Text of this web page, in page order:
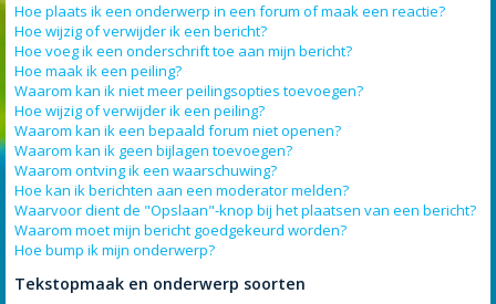
Hoe plaats ik een onderwerp in een forum of maak een reactie?
Hoe wijzig of verwijder ik een bericht?
Hoe voeg ik een onderschrift toe aan mijn bericht?
Hoe maak ik een peiling?
Waarom kan ik niet meer peilingsopties toevoegen?
Hoe wijzig of verwijder ik een peiling?
Waarom kan ik een bepaald forum niet openen?
Waarom kan ik geen bijlagen toevoegen?
Waarom ontving ik een waarschuwing?
Hoe kan ik berichten aan een moderator melden?
Waarvoor dient de "Opslaan"-knop bij het plaatsen van een bericht?
Waarom moet mijn bericht goedgekeurd worden?
Hoe bump ik mijn onderwerp?
Tekstopmaak en onderwerp soorten